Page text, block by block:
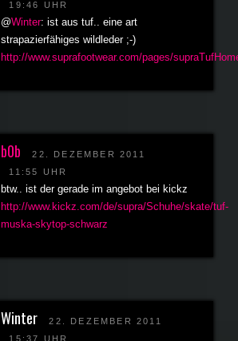
19:46 UHR
@Winter: ist aus tuf.. eine art
strapazierfähiges wildleder ;-)
http://www.suprafootwear.com/pages/
b0b
22. DEZEMBER 2011
11:55 UHR
btw.. ist der gerade im angebot bei kickz
http://www.kickz.com/de/supra/Schuhe/skate/tuf-
muska-skytop-schwarz
Winter
22. DEZEMBER 2011
15:37 UHR